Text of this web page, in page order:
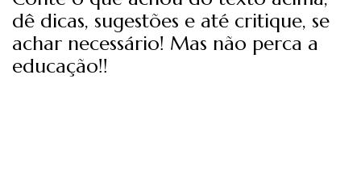
dê dicas, sugestões e até critique, se
achar necessário! Mas não perca a
educação!!